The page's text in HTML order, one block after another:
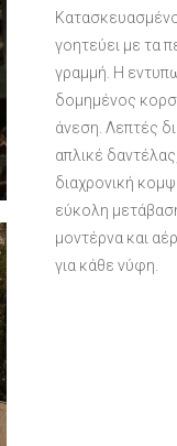
γοητεύει με τα
γραμμή. Η
δομημένος
άνεση. Λεπτές
απλικέ
διαχρονική
εύκολη
μοντέρνα και
για κάθε νύφη.